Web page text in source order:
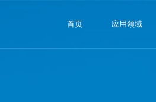
首页 应用领域